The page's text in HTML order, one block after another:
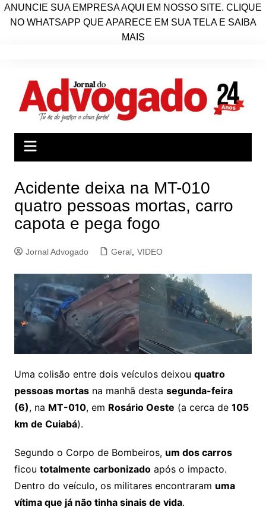
ANUNCIE SUA EMPRESA AQUI EM NOSSO SITE. CLIQUE
NO WHATSAPP QUE APARECE EM SUA TELA E SAIBA
MAIS
conteúdo
Acidente deixa na MT-010
quatro pessoas mortas, carro
capota e pega fogo
Jornal Advogado Geral, VIDEO
Uma colisão entre dois veículos deixou quatro
pessoas mortasna manhã desta segunda-feira
(6), na MT-010, em Rosário Oeste (a cerca de 105
km de Cuiabá).
Segundo o Corpo de Bombeiros, um dos carros
ficou totalmente carbonizadoapós o impacto.
Dentro do veículo, os militares encontraram uma
vítima que já não tinha sinais de vida.